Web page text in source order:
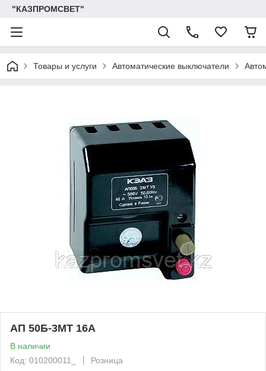
"КАЗПРОМСВЕТ"
Товары и услуги Автоматические выключатели
АП 50Б-3МТ 16А
В наличии
Код: 010200011_
Розница